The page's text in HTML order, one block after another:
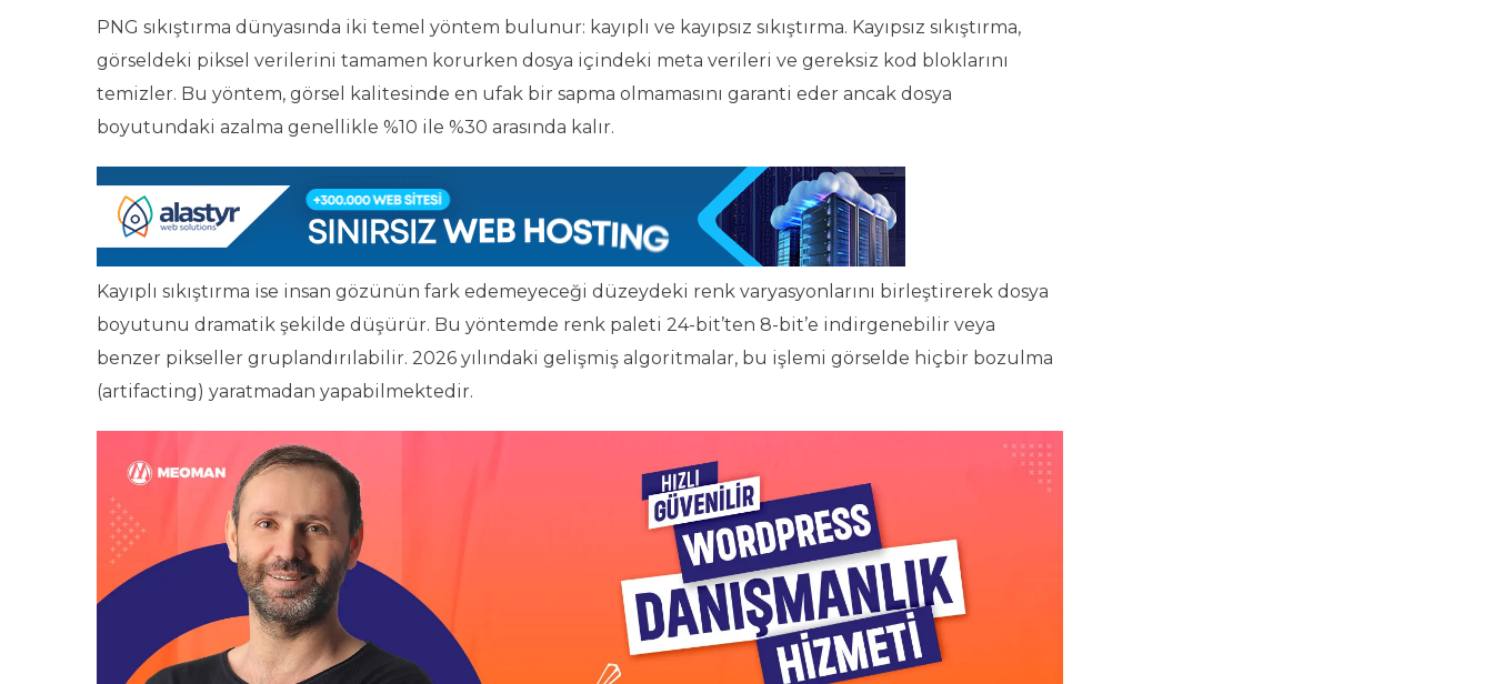
PNG sıkıştırma dünyasında iki temel yöntem bulunur: kayıplı ve kayıpsız sıkıştırma. Kayıpsız sıkıştırma,
görseldeki piksel verilerini tamamen korurken dosya içindeki meta verileri ve gereksiz kod bloklarını
temizler. Bu yöntem, görsel kalitesinde en ufak bir sapma olmamasını garanti eder ancak dosya
boyutundaki azalma genellikle %10 ile %30 arasında kalır.
Kayıplı sıkıştırma ise insan gözünün fark edemeyeceği düzeydeki renk varyasyonlarını birleştirerek dosya
boyutunu dramatik şekilde düşürür. Bu yöntemde renk paleti 24-bit’ten 8-bit’e indirgenebilir veya
benzer pikseller gruplandırılabilir. 2026 yılındaki gelişmiş algoritmalar, bu işlemi görselde hiçbir bozulma
(artifacting) yaratmadan yapabilmektedir.